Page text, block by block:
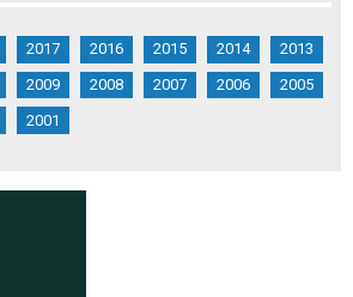
2017 2016 2015 2014
2013
2009 2008 2007 2006
2005
2001